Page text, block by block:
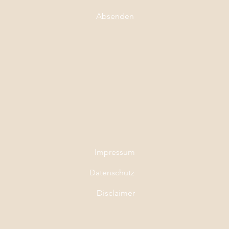
Absenden
Impressum
Datenschutz
Disclaimer